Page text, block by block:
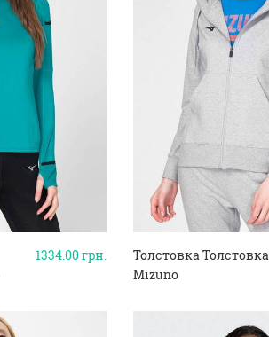
1334.00грн.
Толстовка Толстовка
Mizuno